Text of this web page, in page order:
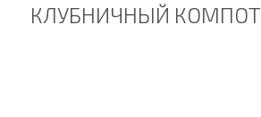
КЛУБНИЧНЫЙ КОМПОТ